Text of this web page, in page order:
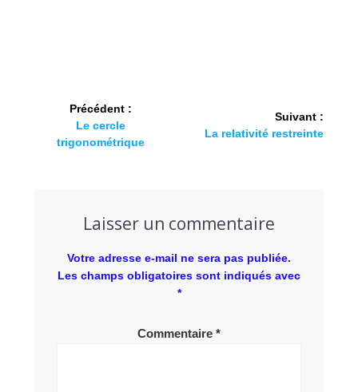
Précédent :
Le cercle
trigonométrique
Suivant :
La relativité restreinte
Laisser un commentaire
Votre adresse e-mail ne sera pas publiée.
Les champs obligatoires sont indiqués avec
*
Commentaire *